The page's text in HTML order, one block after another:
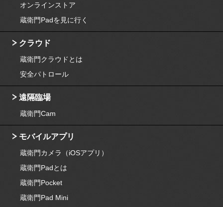
オンラインストア
蔵衛門Padを見に行く
クラウド
蔵衛門クラウドとは
安全パトロール
遠隔臨場
蔵衛門Cam
モバイルアプリ
蔵衛門カメラ（iOSアプリ）
蔵衛門Padとは
蔵衛門Pocket
蔵衛門Pad Mini